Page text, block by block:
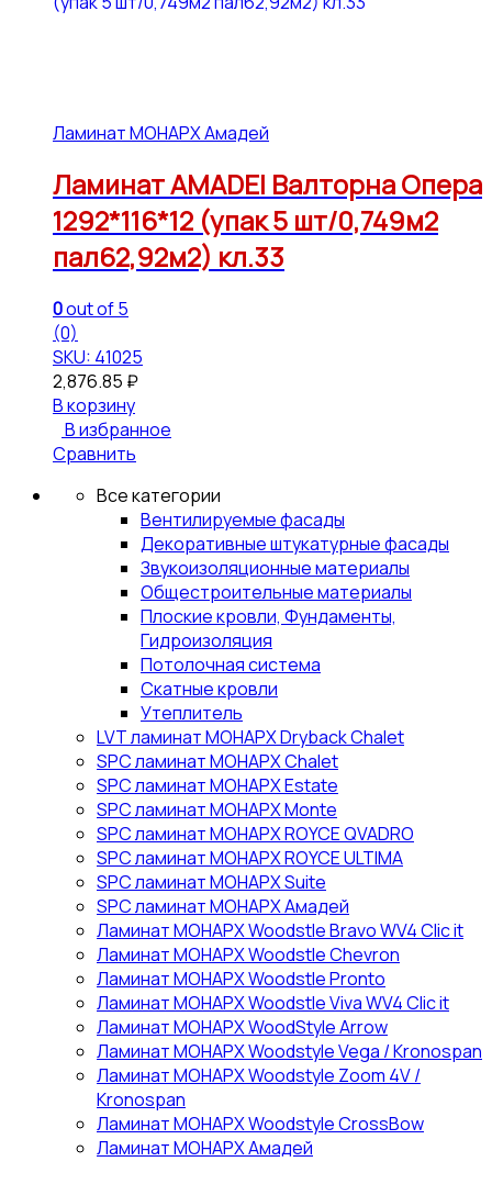
Ламинат МОНАРХ Амадей
Ламинат AMADEI Валторна Опера
1292*116*12 (упак 5 шт/0,749м2
пал62,92м2) кл.33
0out of 5
(0)
SKU: 41025
2,876.85 ₽
В корзину
В избранное
Сравнить
Все категории
Вентилируемые фасады
Декоративные штукатурные фасады
Звукоизоляционные материалы
Общестроительные материалы
Плоские кровли, Фундаменты,
Гидроизоляция
Потолочная система
Скатные кровли
Утеплитель
LVT ламинат МОНАРХ Dryback Chalet
SPC ламинат МОНАРХ Chalet
SPC ламинат МОНАРХ Estate
SPC ламинат МОНАРХ Monte
SPC ламинат МОНАРХ ROYCE QVADRO
SPC ламинат МОНАРХ ROYCE ULTIMA
SPC ламинат МОНАРХ Suite
SPC ламинат МОНАРХ Амадей
Ламинат МОНАРХ Woodstle Bravo WV4 Clic it
Ламинат МОНАРХ Woodstle Chevron
Ламинат МОНАРХ Woodstle Pronto
Ламинат МОНАРХ Woodstle Viva WV4 Clic it
Ламинат МОНАРХ WoodStyle Arrow
Ламинат МОНАРХ Woodstyle Vega / Kronospan
Ламинат МОНАРХ Woodstyle Zoom 4V /
Kronospan
Ламинат МОНАРХ Woodstyle СrossBow
Ламинат МОНАРХ Амадей